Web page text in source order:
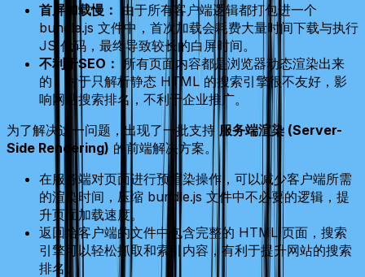
首屏加载慢：
由于所有客户端逻辑都打包进一个
bundle.js 文件中，首次加载会耗费大量时间下载与执行
JS 代码，最终导致较长的白屏时间。
不利于SEO：
所有页面内容都是浏览器动态渲染出来
的，对于只解析静态 HTML 的搜索引擎很不友好，影
响网站搜索排名，不利于企业推广。
为了解决这一问题，出现了一批支持 服务端渲染 (Server-
Side Rendering) 的前端解决方案。
在服务端对页面进行预渲染操作，可以减少客户端所需
的渲染时间，压缩 bundle.js 文件中不必要的逻辑，提
升页面加载速度。
返回给客户端的文件中包含完整的 HTML 页面，搜索
引擎可以轻松抓取和索引内容，有利于提升网站的搜索
排名。